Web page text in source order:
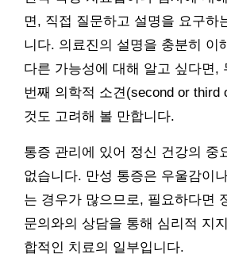
면, 직접 질문하고 설명을 요구하
니다. 의료진의 설명을 충분히 이
다른 가능성에 대해 알고 싶다면,
번째 의학적 소견(second or third
것도 고려해 볼 만합니다.
통증 관리에 있어 정신 건강의 중
없습니다. 만성 통증은 우울감이
는 경우가 많으므로, 필요하다면
문의와의 상담을 통해 심리적 지
합적인 치료의 일부입니다.